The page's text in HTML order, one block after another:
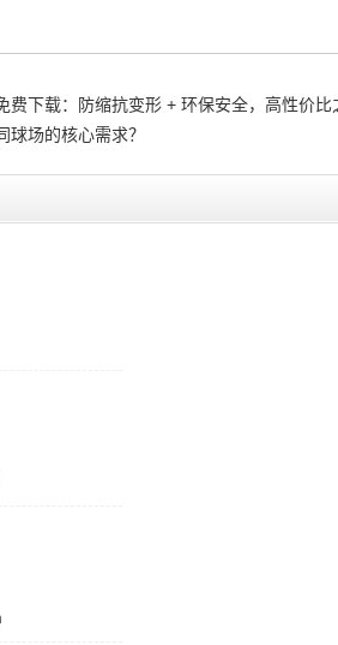
费下载：防缩抗变形 + 环保安全，高性价比
场的核心需求？